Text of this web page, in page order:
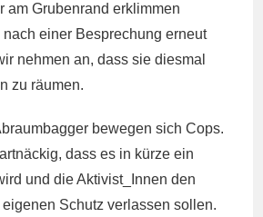
am Grubenrand erklimmen
einer Besprechung erneut
nehmen an, dass sie diesmal
zu räumen.
bewegen sich Cops.
dass es in kürze ein
und die Aktivist_Innen den
Schutz verlassen sollen.